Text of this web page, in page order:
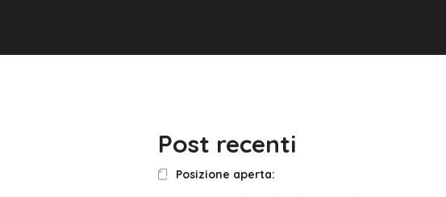
Post recenti
Posizione aperta: